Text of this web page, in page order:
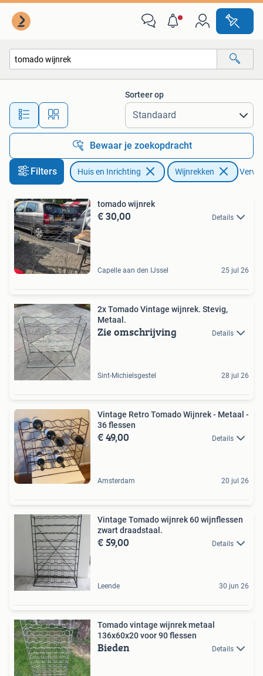
Alle afstanden…
Sorteer op
Bewaar je zoekopdracht
Filters Huis en Inrichting Wijnrekken
tomado wijnrek
€ 30,00 Details
Capelle aan den IJssel 25 jul 26
2x Tomado Vintage wijnrek. Stevig,
Metaal.
Zie omschrijving Details
Sint-Michielsgestel 28 jul 26
Vintage Retro Tomado Wijnrek - Metaal -
36 flessen
€ 49,00 Details
Amsterdam 20 jul 26
Vintage Tomado wijnrek 60 wijnflessen
zwart draadstaal.
€ 59,00 Details
Leende 30 jun 26
Tomado vintage wijnrek metaal
136x60x20 voor 90 flessen
Bieden Details